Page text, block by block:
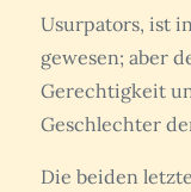
Usurpators, ist
gewesen; aber
Gerechtigkeit
Geschlechter
Die beiden